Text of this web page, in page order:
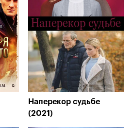
Наперекор судьбе
(2021)